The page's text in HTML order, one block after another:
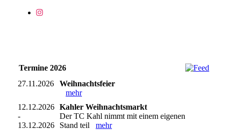
Termine 2026
27.11.2026
Weihnachtsfeier
mehr
12.12.2026
-
13.12.2026
Kahler Weihnachtsmarkt
Der TC Kahl nimmt mit einem eigenen
Stand teil mehr